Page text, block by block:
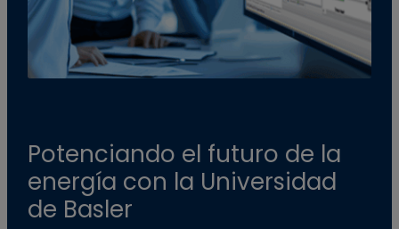
Potenciando el futuro de la
energía con la Universidad
de Basler